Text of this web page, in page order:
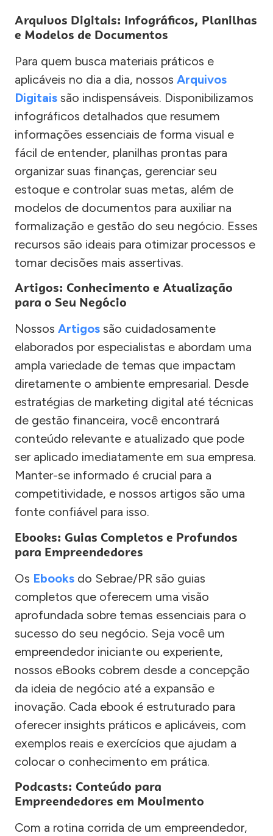
Arquivos Digitais: Infográficos, Planilhas
e Modelos de Documentos
Para quem busca materiais práticos e
aplicáveis no dia a dia, nossos Arquivos
Digitais são indispensáveis. Disponibilizamos
infográficos detalhados que resumem
informações essenciais de forma visual e
fácil de entender, planilhas prontas para
organizar suas finanças, gerenciar seu
estoque e controlar suas metas, além de
modelos de documentos para auxiliar na
formalização e gestão do seu negócio. Esses
recursos são ideais para otimizar processos e
tomar decisões mais assertivas.
Artigos: Conhecimento e Atualização
para o Seu Negócio
Nossos Artigos são cuidadosamente
elaborados por especialistas e abordam uma
ampla variedade de temas que impactam
diretamente o ambiente empresarial. Desde
estratégias de marketing digital até técnicas
de gestão financeira, você encontrará
conteúdo relevante e atualizado que pode
ser aplicado imediatamente em sua empresa.
Manter-se informado é crucial para a
competitividade, e nossos artigos são uma
fonte confiável para isso.
Ebooks: Guias Completos e Profundos
para Empreendedores
Os Ebooks do Sebrae/PR são guias
completos que oferecem uma visão
aprofundada sobre temas essenciais para o
sucesso do seu negócio. Seja você um
empreendedor iniciante ou experiente,
nossos eBooks cobrem desde a concepção
da ideia de negócio até a expansão e
inovação. Cada ebook é estruturado para
oferecer insights práticos e aplicáveis, com
exemplos reais e exercícios que ajudam a
colocar o conhecimento em prática.
Podcasts: Conteúdo para
Empreendedores em Movimento
Com a rotina corrida de um empreendedor,